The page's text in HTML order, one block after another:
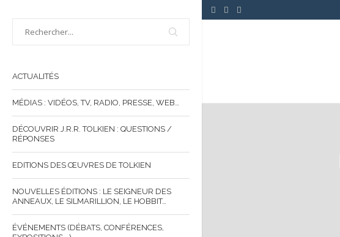
ACTUALITÉS
MÉDIAS : VIDÉOS, TV, RADIO, PRESSE, WEB…
DÉCOUVRIR J.R.R. TOLKIEN : QUESTIONS /
RÉPONSES
EDITIONS DES ŒUVRES DE TOLKIEN
NOUVELLES ÉDITIONS : LE SEIGNEUR DES
ANNEAUX, LE SILMARILLION, LE HOBBIT…
ÉVÉNEMENTS (DÉBATS, CONFÉRENCES,